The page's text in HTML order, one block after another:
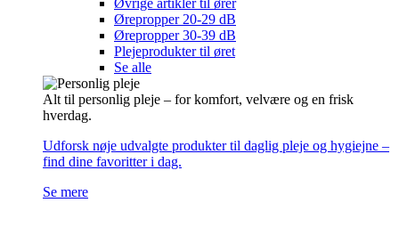
Øvrige artikler til ører
Ørepropper 20-29 dB
Ørepropper 30-39 dB
Plejeprodukter til øret
Se alle
Alt til personlig pleje – for komfort, velvære og en frisk
hverdag.
Udforsk nøje udvalgte produkter til daglig pleje og hygiejne –
find dine favoritter i dag.
Se mere